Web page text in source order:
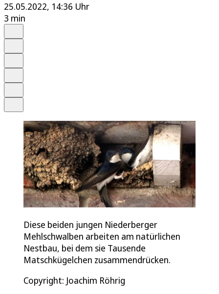
25.05.2022, 14:36 Uhr
3 min
Diese beiden jungen Niederberger
Mehlschwalben arbeiten am natürlichen
Nestbau, bei dem sie Tausende
Matschkügelchen zusammendrücken.
Copyright: Joachim Röhrig